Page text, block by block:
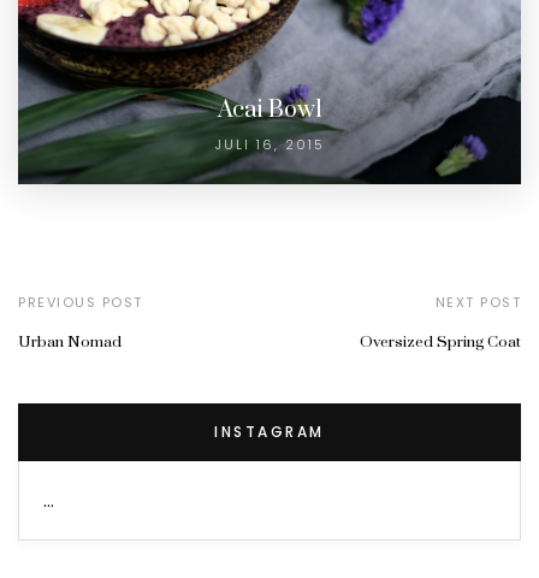
Acai Bowl
JULI 16, 2015
PREVIOUS POST
Urban Nomad
NEXT POST
Oversized Spring Coat
INSTAGRAM
…